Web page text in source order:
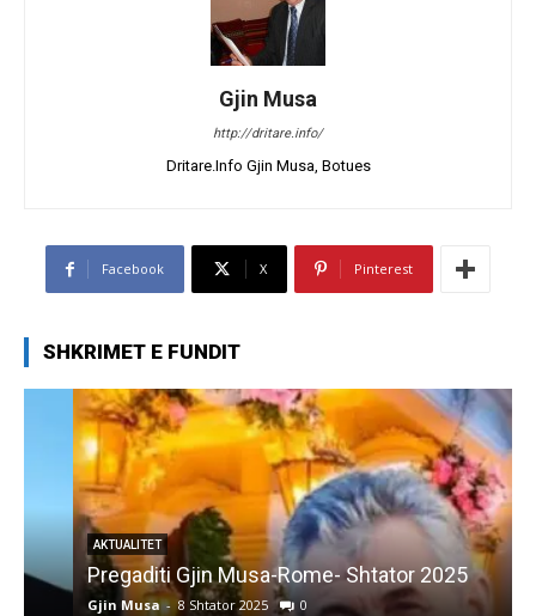
Gjin Musa
http://dritare.info/
Dritare.Info Gjin Musa, Botues
Facebook X Pinterest
SHKRIMET E FUNDIT
AKTUALITET
Pregaditi Gjin Musa-Rome- Shtator 2025
Gjin Musa 8 Shtator 2025 0